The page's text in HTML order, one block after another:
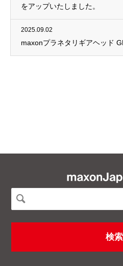
をアップいたしました。
2025.09.02
maxonプラネタリギアヘッド